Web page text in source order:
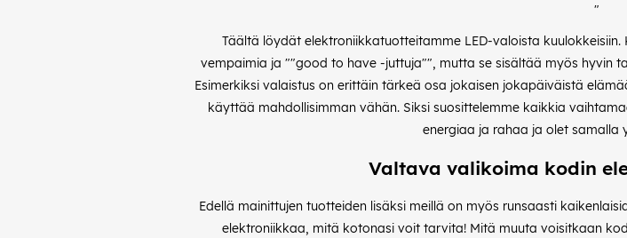
"
Täältä löydät elektroniikkatuotteitamme LED-valoista
vempaimia ja ""good to have -juttuja"", mutta se sisältää myös hyvin
Esimerkiksi valaistus on erittäin tärkeä osa jokaisen jokapäiväistä
käyttää mahdollisimman vähän. Siksi suosittelemme kaikkia
energiaa ja rahaa ja olet samalla
Valtava valikoima kodin
Edellä mainittujen tuotteiden lisäksi meillä on myös runsaasti
elektroniikkaa, mitä kotonasi voit tarvita! Mitä muuta voisitkaan